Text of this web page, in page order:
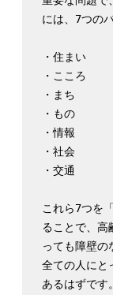
には、7つの
・住まい
・こころ
・まち
・もの
・情報
・社会
・交通
これら7つを
ることで、高
っても障壁の
全ての人にと
あるはずです。